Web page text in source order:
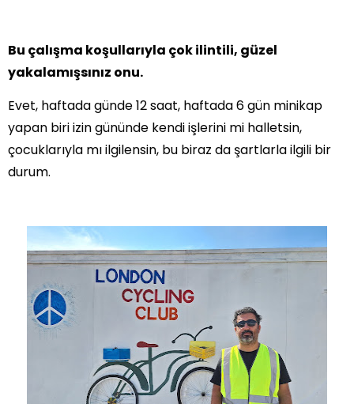
Bu çalışma koşullarıyla çok ilintili, güzel
yakalamışsınız onu.
Evet, haftada günde 12 saat, haftada 6 gün minikap
yapan biri izin gününde kendi işlerini mi halletsin,
çocuklarıyla mı ilgilensin, bu biraz da şartlarla ilgili bir
durum.